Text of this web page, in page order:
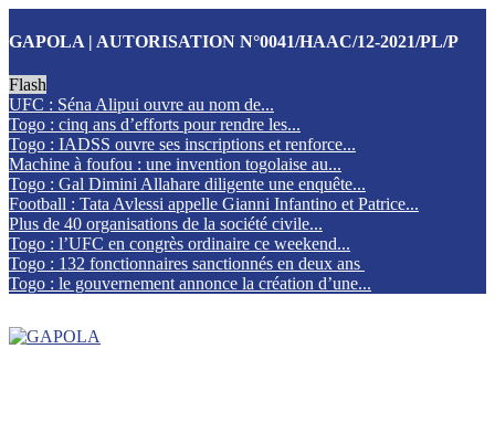
GAPOLA | AUTORISATION N°0041/HAAC/12-2021/PL/P
Flash
UFC : Séna Alipui ouvre au nom de...
Togo : cinq ans d’efforts pour rendre les...
Togo : IADSS ouvre ses inscriptions et renforce...
Machine à foufou : une invention togolaise au...
Togo : Gal Dimini Allahare diligente une enquête...
Football : Tata Avlessi appelle Gianni Infantino et Patrice...
Plus de 40 organisations de la société civile...
Togo : l’UFC en congrès ordinaire ce weekend...
Togo : 132 fonctionnaires sanctionnés en deux ans
Togo : le gouvernement annonce la création d’une...